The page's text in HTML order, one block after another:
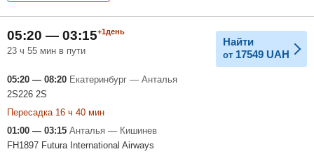
05:20 — 03:15+1день
23 ч 55 мин в пути
Найти
от 17549 UAH
05:20 — 08:20 Екатеринбург — Анталья
2S226 2S
Пересадка 16 ч 40 мин
01:00 — 03:15 Анталья — Кишинев
FH1897 Futura International Airways